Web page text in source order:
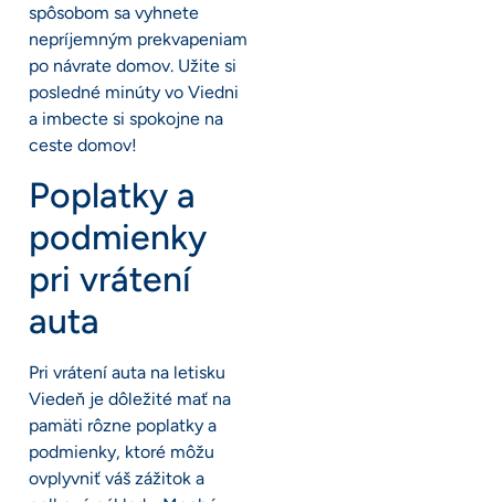
spôsobom sa vyhnete
nepríjemným prekvapeniam
po návrate domov. Užite si
posledné minúty vo Viedni
a imbecte si spokojne na
ceste domov!
Poplatky a
podmienky
pri vrátení
auta
Pri vrátení auta na letisku
Viedeň je dôležité mať na
pamäti rôzne poplatky a
podmienky, ktoré môžu
ovplyvniť váš zážitok a